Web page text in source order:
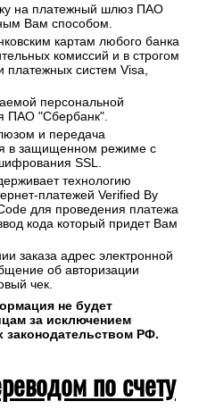
на платежный шлюз ПАО
Вам способом.
картам любого банка
комиссий и в строгом
платежных систем Visa,
персональной
ПАО "Сбербанк".
и передача
в защищенном режиме с
SSL.
технологию
платежей Verified By
для проведения платежа
кода который придет Вам
заказа адрес электронной
об авторизации
чек.
не будет
за исключением
законодательством РФ.
по счету